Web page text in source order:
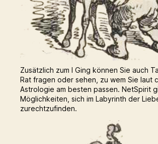
Zusätzlich zum I Ging können Sie auch
Rat fragen oder sehen, zu wem Sie laut
Astrologie am besten passen. NetSpirit
Möglichkeiten, sich im Labyrinth der
zurechtzufinden.